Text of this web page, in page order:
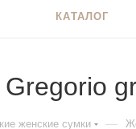
КАТАЛОГ
Gregorio
женские сумки —